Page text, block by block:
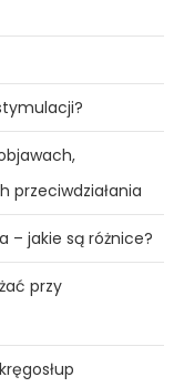
przeciwdziałania
– jakie są różnice?
przy